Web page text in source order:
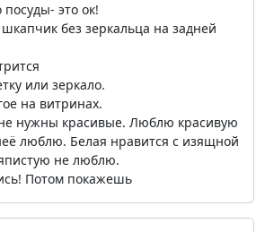
это ок!
без зеркальца на задней
или зеркало.
на витринах.
нужны красивые. Люблю красивую
люблю. Белая нравится с изящной
не люблю.
Потом покажешь